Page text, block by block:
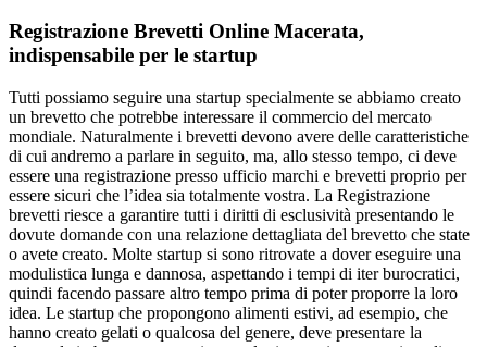
Registrazione Brevetti Online Macerata,
indispensabile per le startup
Tutti possiamo seguire una startup specialmente se abbiamo creato
un brevetto che potrebbe interessare il commercio del mercato
mondiale. Naturalmente i brevetti devono avere delle caratteristiche
di cui andremo a parlare in seguito, ma, allo stesso tempo, ci deve
essere una registrazione presso ufficio marchi e brevetti proprio per
essere sicuri che l’idea sia totalmente vostra. La Registrazione
brevetti riesce a garantire tutti i diritti di esclusività presentando le
dovute domande con una relazione dettagliata del brevetto che state
o avete creato. Molte startup si sono ritrovate a dover eseguire una
modulistica lunga e dannosa, aspettando i tempi di iter burocratici,
quindi facendo passare altro tempo prima di poter proporre la loro
idea. Le startup che propongono alimenti estivi, ad esempio, che
hanno creato gelati o qualcosa del genere, deve presentare la